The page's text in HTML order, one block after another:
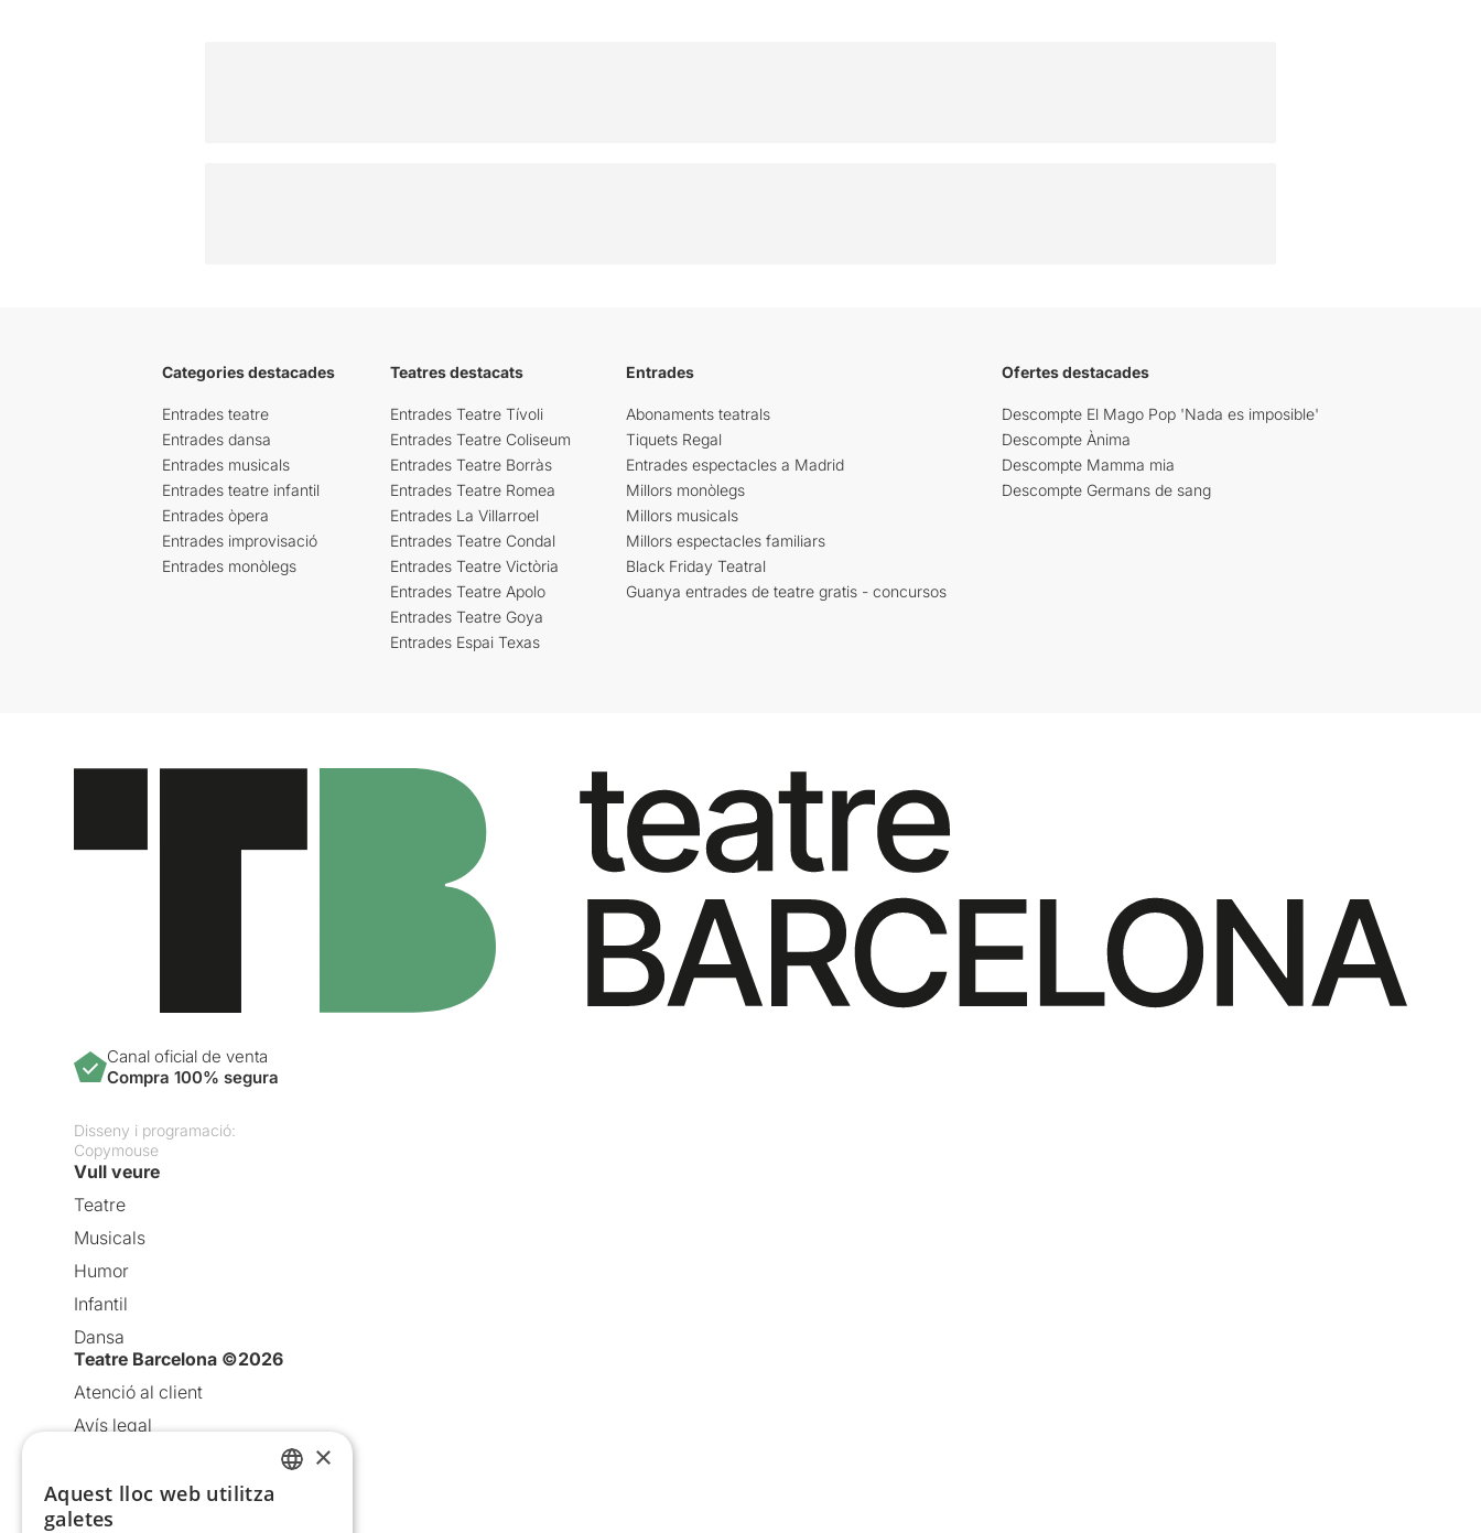
Categories destacades
Entrades teatre
Entrades dansa
Entrades musicals
Entrades teatre infantil
Entrades òpera
Entrades improvisació
Entrades monòlegs
Teatres destacats
Entrades Teatre Tívoli
Entrades Teatre Coliseum
Entrades Teatre Borràs
Entrades Teatre Romea
Entrades La Villarroel
Entrades Teatre Condal
Entrades Teatre Victòria
Entrades Teatre Apolo
Entrades Teatre Goya
Entrades Espai Texas
Entrades
Abonaments teatrals
Tiquets Regal
Entrades espectacles a Madrid
Millors monòlegs
Millors musicals
Millors espectacles familiars
Black Friday Teatral
Guanya entrades de teatre gratis - concursos
Ofertes destacades
Descompte El Mago Pop 'Nada es imposible'
Descompte Ànima
Descompte Mamma mia
Descompte Germans de sang
Canal oficial de venta
Compra 100% segura
Disseny i programació:
Copymouse
Vull veure
Teatre
Musicals
Humor
Infantil
Dansa
Teatre Barcelona ©2026
Atenció al client
Avís legal
Política de cookies
Condicions d’ús
×
Aquest lloc web utilitza
galetes